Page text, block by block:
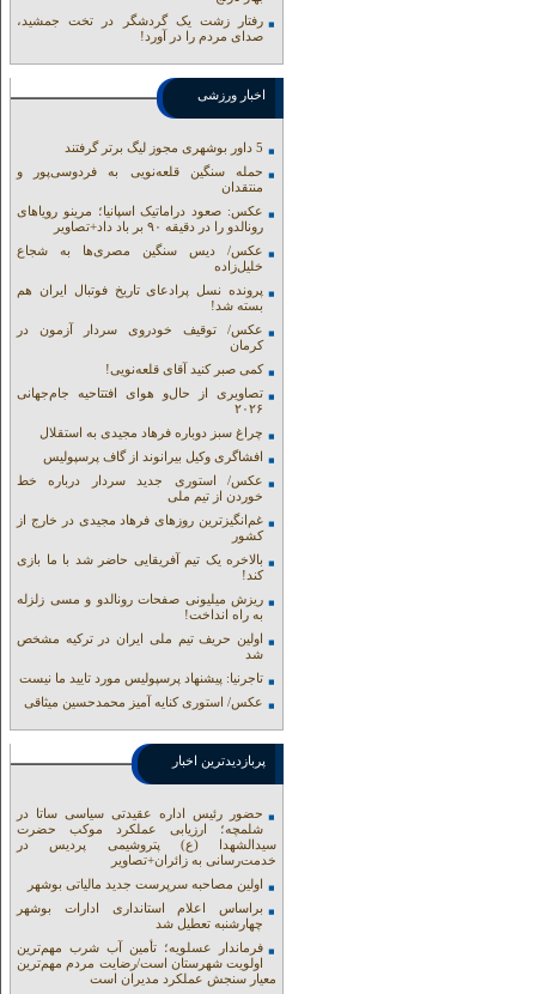
رفتار زشت یک گردشگر در تخت جمشید،
صدای مردم را در آورد!
اخبار ورزشی
5 داور بوشهری مجوز لیگ برتر گرفتند
حمله سنگین قلعه‌نویی به فردوسی‌پور و
منتقدان
عکس: صعود دراماتیک اسپانیا؛ مرینو رویاهای
رونالدو را در دقیقه ۹۰ بر باد داد+تصاویر
عکس/ دیس سنگین مصری‌ها به شجاع
خلیل‌زاده
پرونده نسل پرادعای تاریخ فوتبال ایران هم
بسته شد!
عکس/ توقیف خودروی سردار آزمون در
کرمان
کمی صبر کنید آقای قلعه‌نویی!
تصاویری از حال‌و هوای افتتاحیه جام‌جهانی
۲۰۲۶
چراغ سبز دوباره فرهاد مجیدی به استقلال
افشاگری وکیل بیرانوند از گاف‌ پرسپولیس
عکس/ استوری جدید سردار درباره خط
خوردن از تیم ملی
غم‌انگیزترین روزهای فرهاد مجیدی در خارج از
کشور
بالاخره یک تیم آفریقایی حاضر شد با ما بازی
کند!
ریزش میلیونی صفحات رونالدو و مسی زلزله
به راه انداخت!
اولین حریف تیم ملی ایران در ترکیه مشخص
شد
تاجرنیا: پیشنهاد پرسپولیس مورد تایید ما نیست
عکس/ استوری کنایه آمیز محمدحسین میثاقی
پربازدیدترین اخبار
حضور رئیس اداره عقیدتی سیاسی ساتا در
شلمچه؛ ارزیابی عملکرد موکب حضرت
سیدالشهدا (ع) پتروشیمی پردیس در
خدمت‌رسانی به زائران+تصاویر
اولین مصاحبه سرپرست جدید مالیاتی بوشهر
براساس اعلام استانداری ادارات بوشهر
چهارشنبه تعطیل شد
فرماندار عسلویه؛ تأمین آب شرب مهم‌ترین
اولویت شهرستان است/رضایت مردم مهم‌ترین
معیار سنجش عملکرد مدیران است